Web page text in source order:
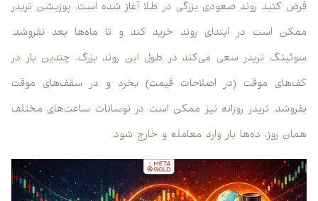
فرض کنید روند صعودی بزرگی در طلا آغاز شده است. پوزیشن تریدر
ممکن است در ابتدای روند خرید کند و تا ماه‌ها بعد نفروشد.
سوئینگ تریدر سعی می‌کند در طول این روند بزرگ، چندین بار در
کف‌های موقت (در اصلاحات قیمت) بخرد و در سقف‌های موقت
بفروشد. تریدر روزانه نیز ممکن است در نوسانات ساعت‌های مختلف
همان روز، ده‌ها بار وارد معامله و خارج شود.